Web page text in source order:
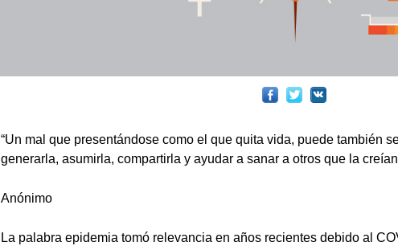
“Un mal que presentándose como el que quita vida, puede también
generarla, asumirla, compartirla y ayudar a sanar a otros que la
Anónimo
La palabra epidemia tomó relevancia en años recientes debido al